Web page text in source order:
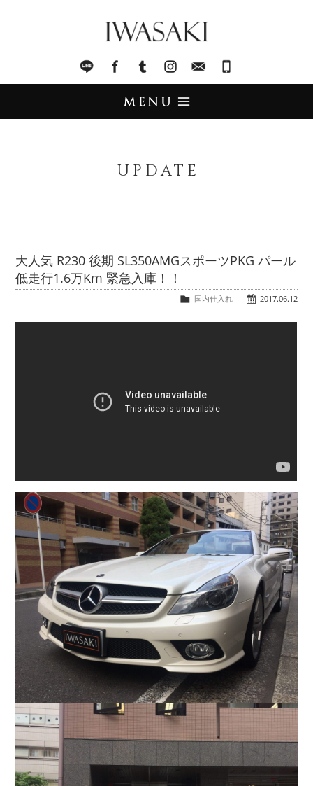
LINE facebook Tumblr InstagramMail
TRADE
買取査定
COMPANY
UPDATE
大人気 R230 後期 SL350AMGスポーツPKG パール
低走行1.6万Km 緊急入庫！！
2017.06.12
国内仕入れ